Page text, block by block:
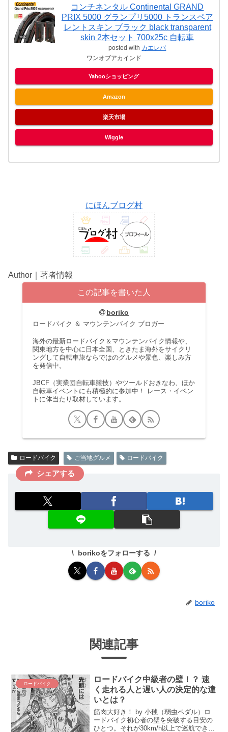
コンチネンタル Continental GRAND
PRIX 5000 グランプリ5000 トランスペア
レントスキン ブラック black transparent
skin 2本セット 700x25c 自転車
posted with カエレバ
ワンオブアカインド
Yahooショッピング
Amazon
楽天市場
Wiggle
にほんブログ村
Author｜著者情報
この記事を書いた人
boriko
ロードバイク ＆ マウンテンバイク ブロガー
海外の最新ロードバイク＆マウンテンバイク情報や、
関東地方を中心に日本全国、ときたま海外をサイクリ
ングして自転車旅ならではのグルメや景色、楽しみ方
を発信中。
JBCF（実業団自転車競技）やツールドおきなわ、ほか
自転車イベントにも積極的に参加中！ レース・イベン
トに体当たり取材しています。
ロードバイク ご当地グルメ ロードバイク
シェアする
borikoをフォローする
boriko
関連記事
ロードバイク
ロードバイク中級者の壁！？ 速
く走れる人と遅い人の決定的な違
いとは？
筋肉大好き！ by 小毬（弱虫ペダル）ロ
ードバイク初心者の壁を突破する目安の
ひとつ。それが30km/h以上で巡航できる